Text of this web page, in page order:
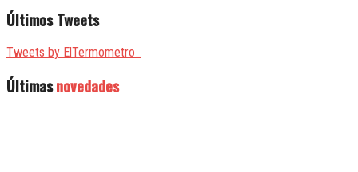
Últimos Tweets
Tweets by ElTermometro_
Últimasnovedades